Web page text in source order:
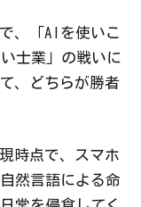
、「AIを使いこ
士業」の戦いに
、どちらが勝者
時点で、スマホ
然言語による命